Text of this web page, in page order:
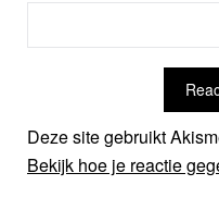
Deze site gebruikt
Bekijk hoe je reactie